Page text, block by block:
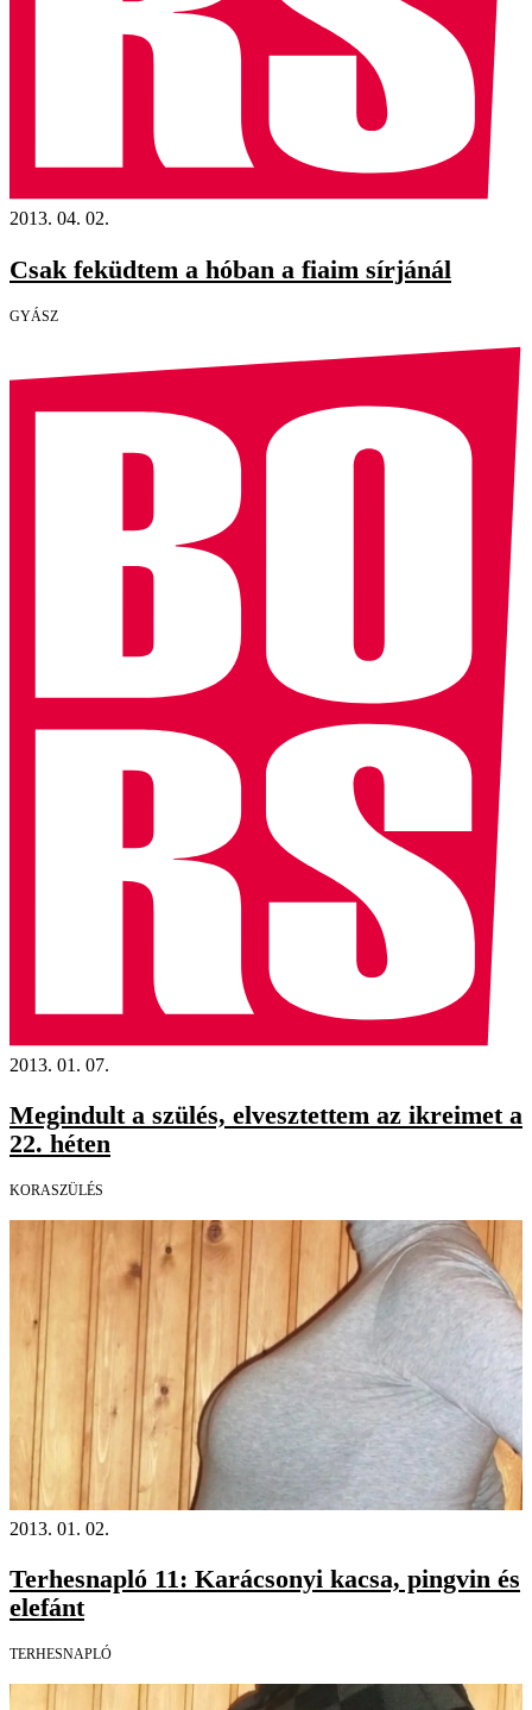
2013. 04. 02.
Csak feküdtem a hóban a fiaim sírjánál
GYÁSZ
2013. 01. 07.
Megindult a szülés, elvesztettem az ikreimet a
22. héten
KORASZÜLÉS
2013. 01. 02.
Terhesnapló 11: Karácsonyi kacsa, pingvin és
elefánt
TERHESNAPLÓ